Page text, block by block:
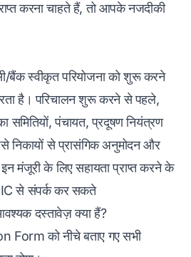
करना चाहते हैं, तो आपके नजदीकी
स्वीकृत परियोजना को शुरू करने
है। परिचालन शुरू करने से पहले,
समितियों, पंचायत, प्रदूषण नियंत्रण
निकायों से प्रासंगिक अनुमोदन और
मंजूरी के लिए सहायता प्राप्त करने के
से संपर्क कर सकते
दस्तावेज़ क्या हैं?
Form को नीचे बताए गए सभी